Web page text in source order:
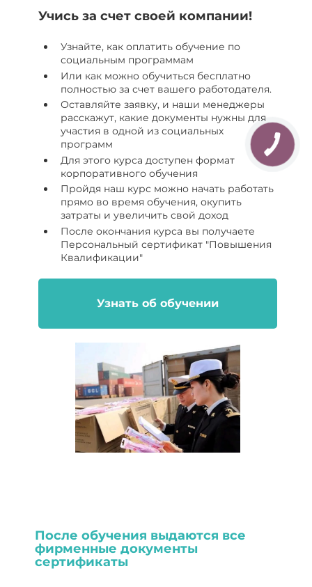
Учись за счет своей компании!
Узнайте, как оплатить обучение по
социальным программам
Или как можно обучиться бесплатно
полностью за счет вашего работодателя.
Оставляйте заявку, и наши менеджеры
расскажут, какие документы нужны для
участия в одной из социальных
программ
Для этого курса доступен формат
корпоративного обучения
Пройдя наш курс можно начать работать
прямо во время обучения, окупить
затраты и увеличить свой доход
После окончания курса вы получаете
Персональный сертификат "Повышения
Квалификации"
Узнать об обучении
После обучения выдаются все
фирменные документы
сертификаты